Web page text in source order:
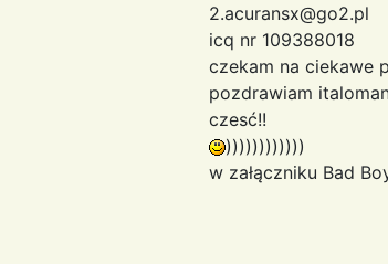
2.acuransx@go2.pl
icq nr 109388018
czekam na ciekawe
pozdrawiam
czesć!!
))))))))))))
w załączniku Bad